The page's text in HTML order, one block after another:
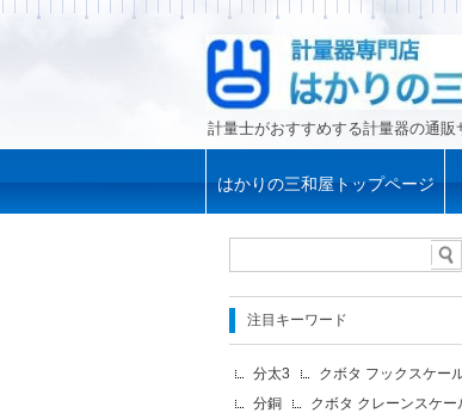
計量士がおすすめする計量器の通販
はかりの三和屋トップページ
注目キーワード
分太3
クボタ フックスケー
分銅
クボタ クレーンスケー